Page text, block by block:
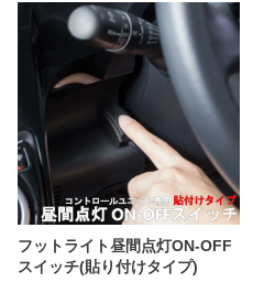
フットライト昼間点灯ON-OFF
スイッチ(貼り付けタイプ)